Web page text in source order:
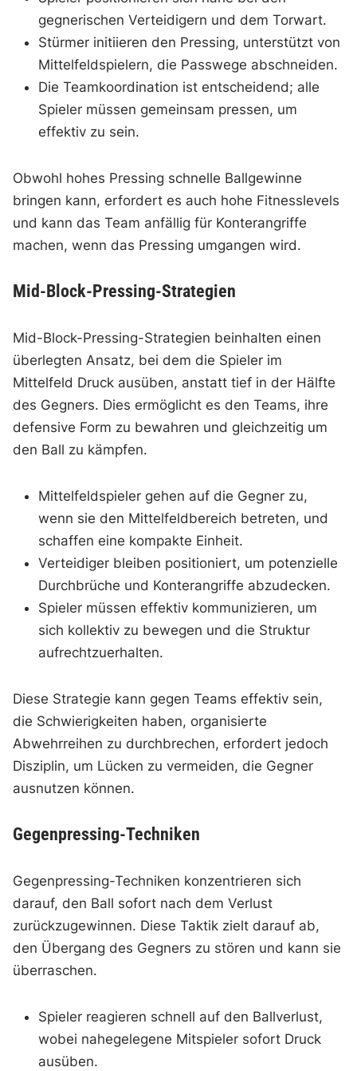
gegnerischen Verteidigern und dem Torwart.
Stürmer initiieren den Pressing, unterstützt von
Mittelfeldspielern, die Passwege abschneiden.
Die Teamkoordination ist entscheidend; alle
Spieler müssen gemeinsam pressen, um
effektiv zu sein.
Obwohl hohes Pressing schnelle Ballgewinne
bringen kann, erfordert es auch hohe Fitnesslevels
und kann das Team anfällig für Konterangriffe
machen, wenn das Pressing umgangen wird.
Mid-Block-Pressing-Strategien
Mid-Block-Pressing-Strategien beinhalten einen
überlegten Ansatz, bei dem die Spieler im
Mittelfeld Druck ausüben, anstatt tief in der Hälfte
des Gegners. Dies ermöglicht es den Teams, ihre
defensive Form zu bewahren und gleichzeitig um
den Ball zu kämpfen.
Mittelfeldspieler gehen auf die Gegner zu,
wenn sie den Mittelfeldbereich betreten, und
schaffen eine kompakte Einheit.
Verteidiger bleiben positioniert, um potenzielle
Durchbrüche und Konterangriffe abzudecken.
Spieler müssen effektiv kommunizieren, um
sich kollektiv zu bewegen und die Struktur
aufrechtzuerhalten.
Diese Strategie kann gegen Teams effektiv sein,
die Schwierigkeiten haben, organisierte
Abwehrreihen zu durchbrechen, erfordert jedoch
Disziplin, um Lücken zu vermeiden, die Gegner
ausnutzen können.
Gegenpressing-Techniken
Gegenpressing-Techniken konzentrieren sich
darauf, den Ball sofort nach dem Verlust
zurückzugewinnen. Diese Taktik zielt darauf ab,
den Übergang des Gegners zu stören und kann sie
überraschen.
Spieler reagieren schnell auf den Ballverlust,
wobei nahegelegene Mitspieler sofort Druck
ausüben.